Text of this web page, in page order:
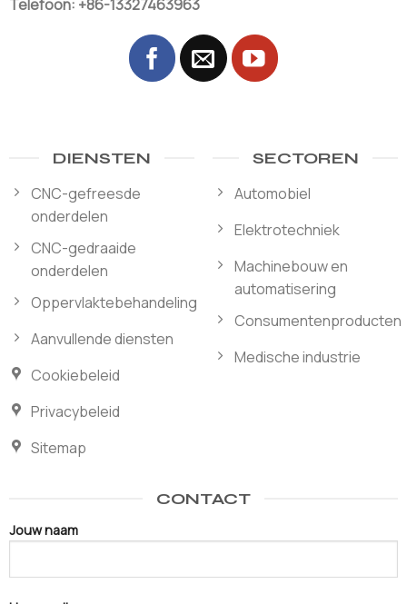
Telefoon: +86-13327463963
DIENSTEN
CNC-gefreesde
onderdelen
CNC-gedraaide
onderdelen
Oppervlaktebehandeling
Aanvullende diensten
Cookiebeleid
Privacybeleid
Sitemap
SECTOREN
Automobiel
Elektrotechniek
Machinebouw en
automatisering
Consumentenproducten
Medische industrie
CONTACT
Jouw naam